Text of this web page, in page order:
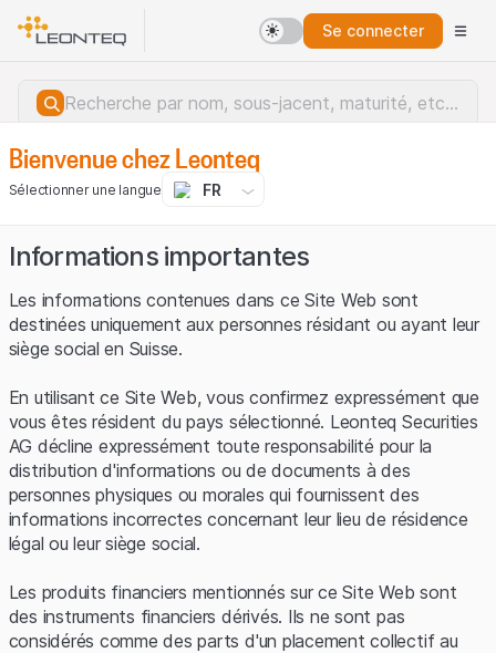
Se connecter
Erreur du serveur.
Bienvenue chez Leonteq
Sélectionner une langue FR
Informations importantes
Les informations contenues dans ce Site Web sont
destinées uniquement aux personnes résidant ou ayant leur
siège social en Suisse.
En utilisant ce Site Web, vous confirmez expressément que
vous êtes résident du pays sélectionné. Leonteq Securities
AG décline expressément toute responsabilité pour la
distribution d'informations ou de documents à des
personnes physiques ou morales qui fournissent des
informations incorrectes concernant leur lieu de résidence
légal ou leur siège social.
Les produits financiers mentionnés sur ce Site Web sont
des instruments financiers dérivés. Ils ne sont pas
considérés comme des parts d'un placement collectif au